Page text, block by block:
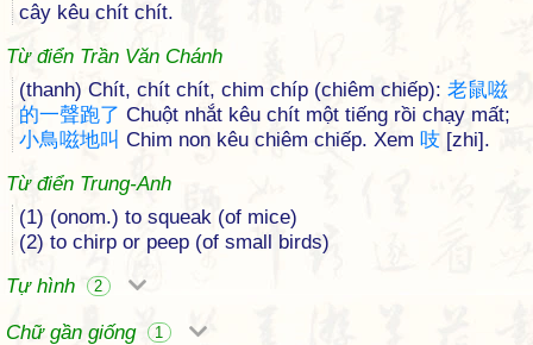
cây kêu chít chít.
Từ điển Trần Văn Chánh
(thanh) Chít, chít chít, chim chíp (chiêm chiếp): 老鼠嗞
的一聲跑了 Chuột nhắt kêu chít một tiếng rồi chạy mất;
小鳥嗞地叫 Chim non kêu chiêm chiếp. Xem 吱 [zhi].
Từ điển Trung-Anh
(1) (onom.) to squeak (of mice)
(2) to chirp or peep (of small birds)
Tự hình
2
Chữ gần giống 1